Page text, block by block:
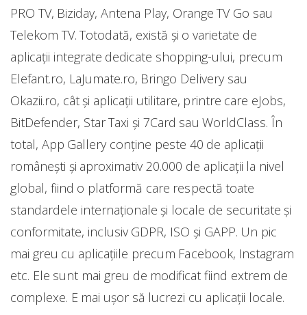
PRO TV, Biziday, Antena Play, Orange TV Go sau
Telekom TV. Totodată, există și o varietate de
aplicații integrate dedicate shopping-ului, precum
Elefant.ro, LaJumate.ro, Bringo Delivery sau
Okazii.ro, cât și aplicații utilitare, printre care eJobs,
BitDefender, Star Taxi și 7Card sau WorldClass. În
total, App Gallery conține peste 40 de aplicații
românești și aproximativ 20.000 de aplicații la nivel
global, fiind o platformă care respectă toate
standardele internaționale și locale de securitate și
conformitate, inclusiv GDPR, ISO și GAPP. Un pic
mai greu cu aplicațiile precum Facebook, Instagram
etc. Ele sunt mai greu de modificat fiind extrem de
complexe. E mai ușor să lucrezi cu aplicații locale.